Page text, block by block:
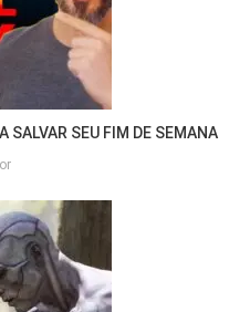
SALVAR SEU FIM DE SEMANA